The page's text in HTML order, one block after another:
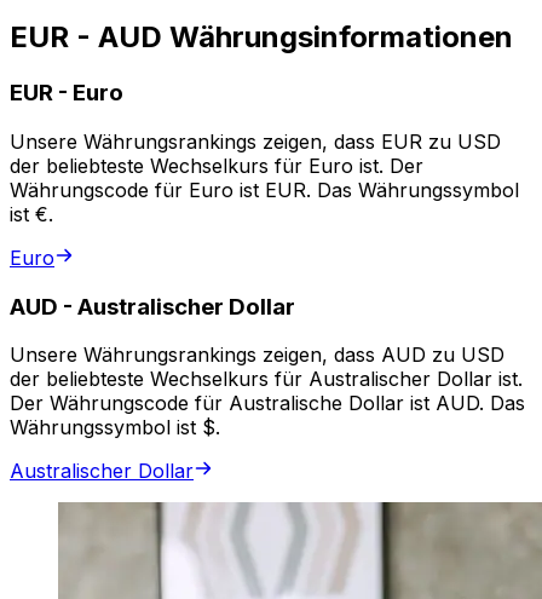
EUR - AUD Währungsinformationen
EUR - Euro
Unsere Währungsrankings zeigen, dass EUR zu USD
der beliebteste Wechselkurs für Euro ist. Der
Währungscode für Euro ist EUR. Das Währungssymbol
ist €.
Euro
AUD - Australischer Dollar
Unsere Währungsrankings zeigen, dass AUD zu USD
der beliebteste Wechselkurs für Australischer Dollar ist.
Der Währungscode für Australische Dollar ist AUD. Das
Währungssymbol ist $.
Australischer Dollar